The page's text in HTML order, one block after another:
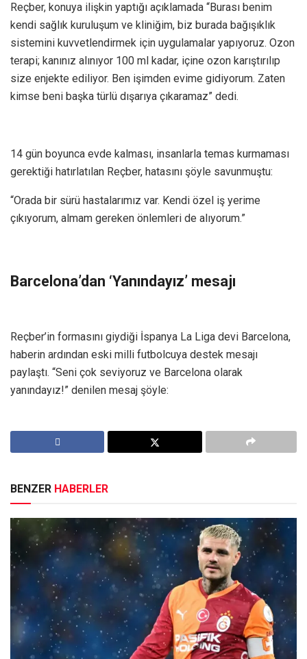
Reçber, konuya ilişkin yaptığı açıklamada “Burası benim
kendi sağlık kuruluşum ve kliniğim, biz burada bağışıklık
sistemini kuvvetlendirmek için uygulamalar yapıyoruz. Ozon
terapi; kanınız alınıyor 100 ml kadar, içine ozon karıştırılıp
size enjekte ediliyor. Ben işimden evime gidiyorum. Zaten
kimse beni başka türlü dışarıya çıkaramaz” dedi.
14 gün boyunca evde kalması, insanlarla temas kurmaması
gerektiği hatırlatılan Reçber, hatasını şöyle savunmuştu:
“Orada bir sürü hastalarımız var. Kendi özel iş yerime
çıkıyorum, almam gereken önlemleri de alıyorum.”
Barcelona’dan ‘Yanındayız’ mesajı
Reçber’in formasını giydiği İspanya La Liga devi Barcelona,
haberin ardından eski milli futbolcuya destek mesajı
paylaştı. “Seni çok seviyoruz ve Barcelona olarak
yanındayız!” denilen mesaj şöyle:
BENZER HABERLER